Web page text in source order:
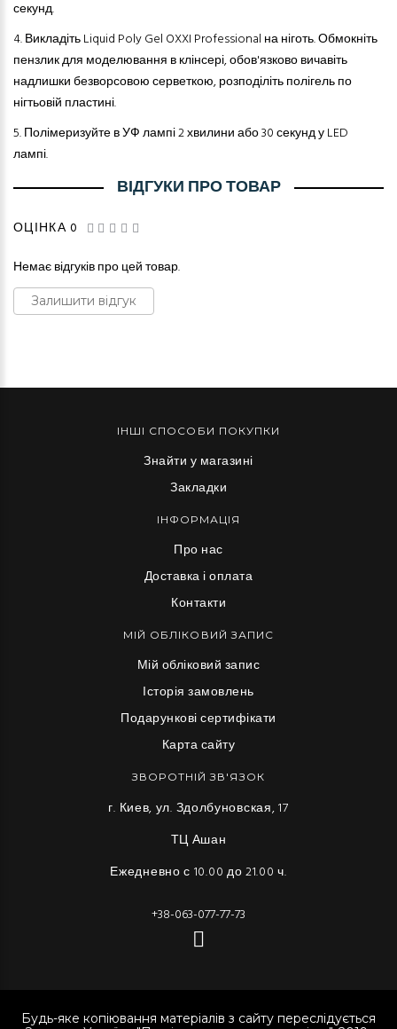
секунд.
4.Викладіть Liquid Poly Gel OXXI Professional на ніготь. Обмокніть
пензлик для моделювання в клінсері, обов'язково вичавіть
надлишки безворсовоюсерветкою, розподіліть полігель по
нігтьовій пластині.
5.Полімеризуйте в УФ лампі 2 хвилини або 30 секунд у LED
лампі.
ВІДГУКИ ПРО ТОВАР
ОЦІНКА 0
Немає відгуків про цей товар.
Залишити відгук
ІНШІ СПОСОБИ ПОКУПКИ
Знайти у магазині
Закладки
ІНФОРМАЦІЯ
Про нас
Доставка і оплата
Контакти
МІЙ ОБЛІКОВИЙ ЗАПИС
Мій обліковий запис
Історія замовлень
Подарункові сертифікати
Карта сайту
ЗВОРОТНІЙ ЗВ'ЯЗОК
г. Киев, ул. Здолбуновская, 17
ТЦ Ашан
Ежедневно с 10.00 до 21.00 ч.
+38-063-077-77-73
Будь-яке копіювання матеріалів з сайту переслідується